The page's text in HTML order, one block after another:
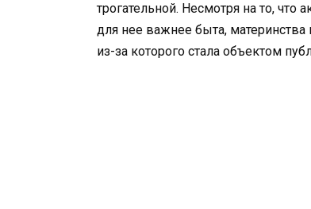
трогательной. Несмотря на то, что
для нее важнее быта,
из-за которого стала объектом